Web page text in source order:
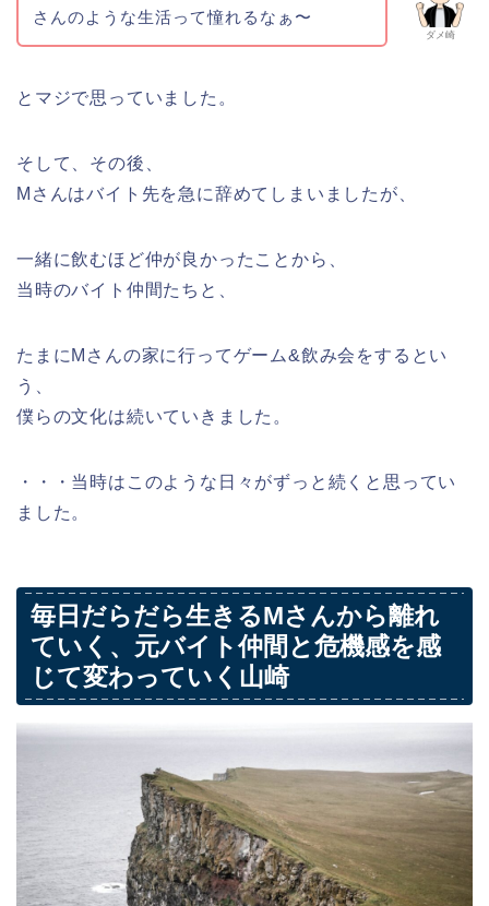
ダメ崎
さんのような生活って憧れるなぁ〜
とマジで思っていました。
そして、その後、
Mさんはバイト先を急に辞めてしまいましたが、
一緒に飲むほど仲が良かったことから、
当時のバイト仲間たちと、
たまにMさんの家に行ってゲーム&飲み会をするとい
う、
僕らの文化は続いていきました。
・・・当時はこのような日々がずっと続くと思ってい
ました。
毎日だらだら生きるMさんから離れ
ていく、元バイト仲間と危機感を感
じて変わっていく山崎